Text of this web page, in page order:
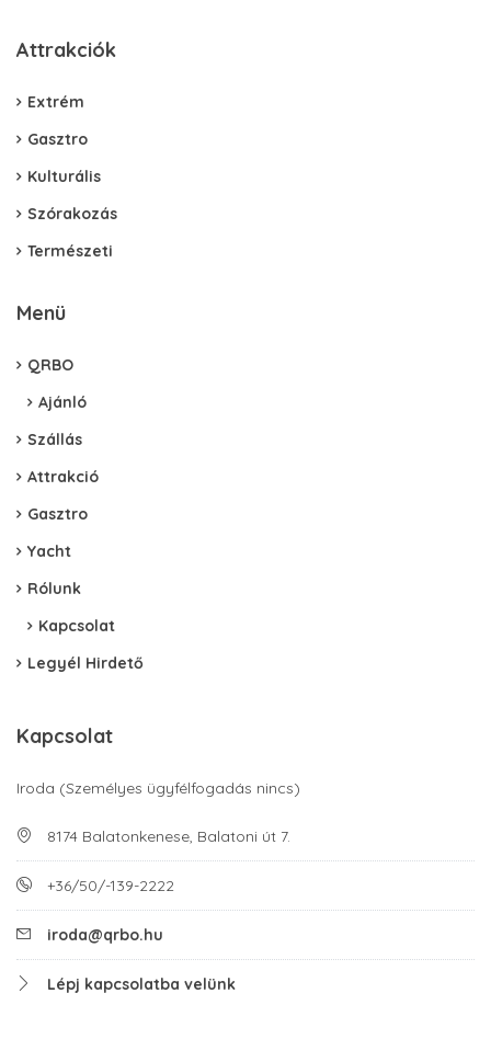
Attrakciók
Extrém
Gasztro
Kulturális
Szórakozás
Természeti
Menü
QRBO
Ajánló
Szállás
Attrakció
Gasztro
Yacht
Rólunk
Kapcsolat
Legyél Hirdető
Kapcsolat
Iroda (Személyes ügyfélfogadás nincs)
8174 Balatonkenese, Balatoni út 7.
+36/50/-139-2222
iroda@qrbo.hu
Lépj kapcsolatba velünk